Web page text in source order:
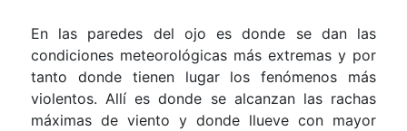
En las paredes del ojo es donde se dan las
condiciones meteorológicas más extremas y por
tanto donde tienen lugar los fenómenos más
violentos. Allí es donde se alcanzan las rachas
máximas de viento y donde llueve con mayor